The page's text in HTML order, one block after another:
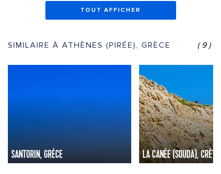
TOUT AFFICHER
SIMILAIRE À ATHÈNES (PIRÉE), GRÈCE (9)
SANTORIN, GRÈCE LA CANÉE (SOUDA), CRÈTE